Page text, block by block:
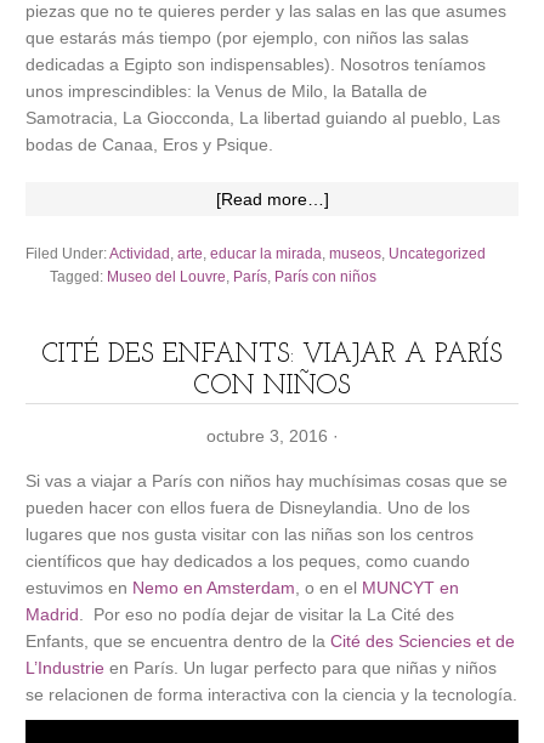
piezas que no te quieres perder y las salas en las que asumes
que estarás más tiempo (por ejemplo, con niños las salas
dedicadas a Egipto son indispensables). Nosotros teníamos
unos imprescindibles: la Venus de Milo, la Batalla de
Samotracia, La Giocconda, La libertad guiando al pueblo, Las
bodas de Canaa, Eros y Psique.
[Read more…]
Filed Under:Actividad ,arte,educar la mirada,museos, Uncategorized
Tagged: Museo del Louvre, París, París con niños
CITÉ DES ENFANTS: VIAJAR A PARÍS
CON NIÑOS
octubre 3, 2016 ·
Si vas a viajar a París con niños hay muchísimas cosas que se
pueden hacer con ellos fuera de Disneylandia. Uno de los
lugares que nos gusta visitar con las niñas son los centros
científicos que hay dedicados a los peques, como cuando
estuvimos en Nemo en Amsterdam, o en el MUNCYT en
Madrid. Por eso no podía dejar de visitar la La Cité des
Enfants, que se encuentra dentro de laCité des Sciencies et de
L’Industrie en París. Un lugar perfecto para que niñas y niños
se relacionen de forma interactiva con la ciencia y la tecnología.